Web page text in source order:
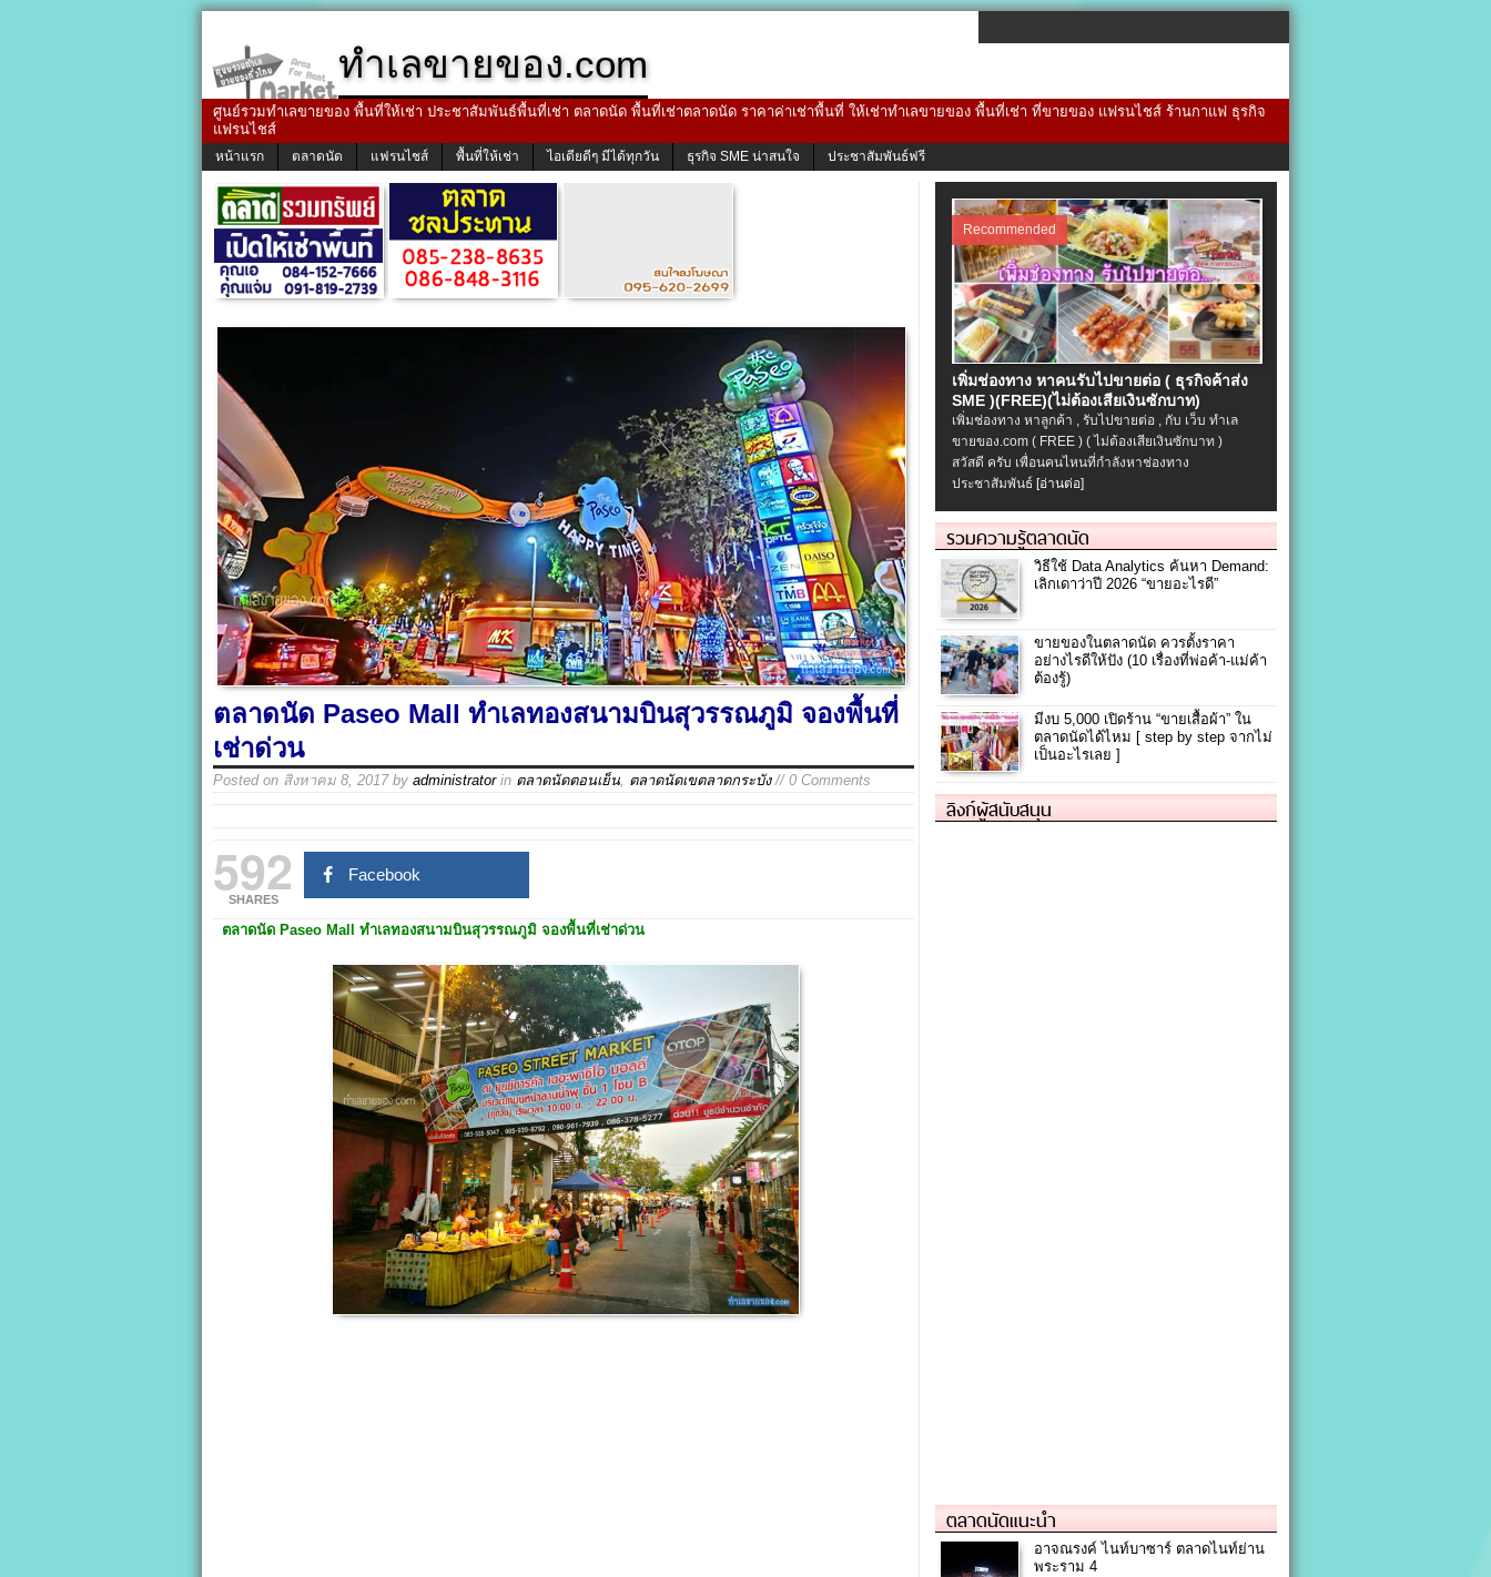
ทำเลขายของ.com
ศูนย์รวมทำเลขายของ พื้นที่ให้เช่า ประชาสัมพันธ์พื้นที่เช่า ตลาดนัด พื้นที่เช่าตลาดนัด ราคาค่าเช่าพื้นที่ ให้เช่าทำเลขายของ พื้นที่เช่า ที่ขายของ แฟรนไชส์ ร้านกาแฟ ธุรกิจ
แฟรนไชส์
หน้าแรก ตลาดนัด แฟรนไชส์ พื้นที่ให้เช่า ไอเดียดีๆ มีได้ทุกวัน ธุรกิจ SME น่าสนใจ ประชาสัมพันธ์ฟรี
ตลาดนัด Paseo Mall ทำเลทองสนามบินสุวรรณภูมิ จองพื้นที่
เช่าด่วน
Posted on สิงหาคม 8, 2017by administratorin ตลาดนัดตอนเย็น ตลาดนัดเขตลาดกระบัง// 0 Comments
592
SHARES
Facebook
ตลาดนัด Paseo Mall ทำเลทองสนามบินสุวรรณภูมิ จองพื้นที่เช่าด่วน
Recommended
เพิ่มช่องทาง หาคนรับไปขายต่อ ( ธุรกิจค้าส่ง
SME )(FREE)(ไม่ต้องเสียเงินซักบาท)
เพิ่มช่องทาง หาลูกค้า , รับไปขายต่อ , กับ เว็บ ทำเล
ขายของ.com ( FREE ) ( ไม่ต้องเสียเงินซักบาท )
สวัสดี ครับ เพื่อนคนไหนที่กำลังหาช่องทาง
ประชาสัมพันธ์ [อ่านต่อ]
รวมความรู้ตลาดนัด
วิธีใช้ Data Analytics ค้นหา Demand:
เลิกเดาว่าปี 2026 “ขายอะไรดี”
ขายของในตลาดนัด ควรตั้งราคา
อย่างไรดีให้ปัง (10 เรื่องที่พ่อค้า-แม่ค้า
ต้องรู้)
มีงบ 5,000 เปิดร้าน “ขายเสื้อผ้า” ใน
ตลาดนัดได้ไหม [ step by step จากไม่
เป็นอะไรเลย ]
ลิงก์ผู้สนับสนุน
ตลาดนัดแนะนำ
อาจณรงค์ ไนท์บาซาร์ ตลาดไนท์ย่าน
พระราม 4